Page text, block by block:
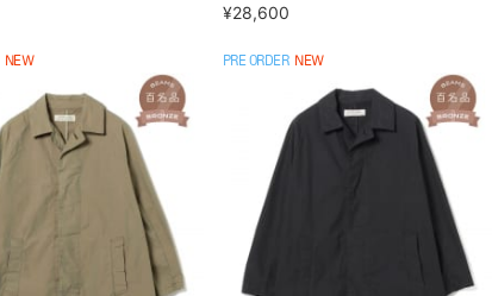
¥28,600
NEW PRE ORDER NEW